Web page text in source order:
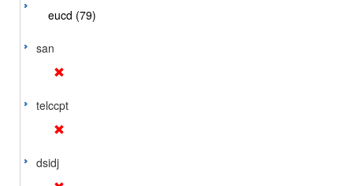
eucd (79)
san
telccpt
dsidj